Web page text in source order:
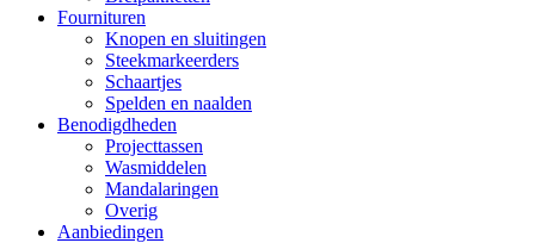
Fournituren
Knopen en sluitingen
Steekmarkeerders
Schaartjes
Spelden en naalden
Benodigdheden
Projecttassen
Wasmiddelen
Mandalaringen
Overig
Aanbiedingen